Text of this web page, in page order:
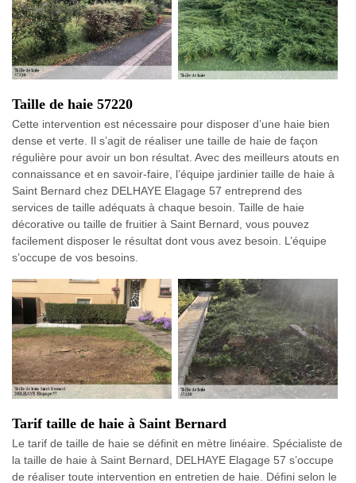
Taille de haie 57220
Cette intervention est nécessaire pour disposer d’une haie bien
dense et verte. Il s’agit de réaliser une taille de haie de façon
régulière pour avoir un bon résultat. Avec des meilleurs atouts en
connaissance et en savoir-faire, l’équipe jardinier taille de haie à
Saint Bernard chez DELHAYE Elagage 57 entreprend des
services de taille adéquats à chaque besoin. Taille de haie
décorative ou taille de fruitier à Saint Bernard, vous pouvez
facilement disposer le résultat dont vous avez besoin. L’équipe
s’occupe de vos besoins.
Tarif taille de haie à Saint Bernard
Le tarif de taille de haie se définit en mètre linéaire. Spécialiste de
la taille de haie à Saint Bernard, DELHAYE Elagage 57 s’occupe
de réaliser toute intervention en entretien de haie. Défini selon le